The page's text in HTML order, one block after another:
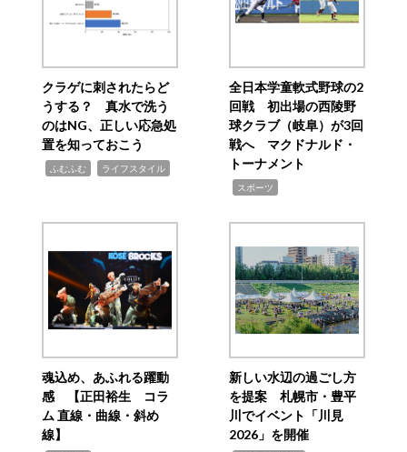
クラゲに刺されたらど
うする？ 真水で洗う
のはNG、正しい応急処
置を知っておこう
ふむふむ ライフスタイル
全日本学童軟式野球の2
回戦 初出場の西陵野
球クラブ（岐阜）が3回
戦へ マクドナルド・
トーナメント
スポーツ
魂込め、あふれる躍動
感 【正田裕生 コラ
ム 直線・曲線・斜め
線】
新しい水辺の過ごし方
を提案 札幌市・豊平
川でイベント「川見
2026」を開催